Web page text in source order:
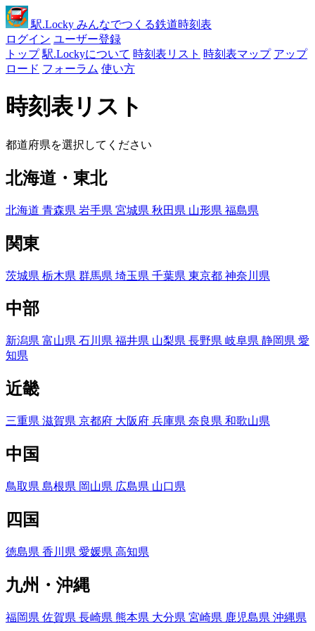
駅.Locky みんなでつくる鉄道時刻表
ログイン ユーザー登録
トップ 駅.Lockyについて 時刻表リスト 時刻表マップ アップ
ロード フォーラム 使い方
時刻表リスト
都道府県を選択してください
北海道・東北
北海道 青森県 岩手県 宮城県 秋田県 山形県 福島県
関東
茨城県 栃木県 群馬県 埼玉県 千葉県 東京都 神奈川県
中部
新潟県 富山県 石川県 福井県 山梨県 長野県 岐阜県 静岡県 愛
知県
近畿
三重県 滋賀県 京都府 大阪府 兵庫県 奈良県 和歌山県
中国
鳥取県 島根県 岡山県 広島県 山口県
四国
徳島県 香川県 愛媛県 高知県
九州・沖縄
福岡県 佐賀県 長崎県 熊本県 大分県 宮崎県 鹿児島県 沖縄県